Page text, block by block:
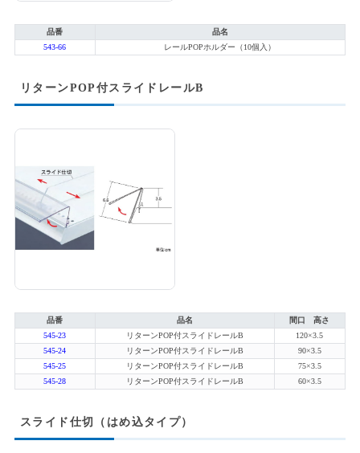
品番
品名
543-66
レールPOPホルダー（10個入）
リターンPOP付スライドレールB
品番 品名
間口 高さ
545-23
リターンPOP付スライドレールB
120×3.5
545-24
リターンPOP付スライドレールB
90×3.5
545-25
リターンPOP付スライドレールB
75×3.5
545-28
リターンPOP付スライドレールB 60×3.5
スライド仕切（はめ込タイプ）